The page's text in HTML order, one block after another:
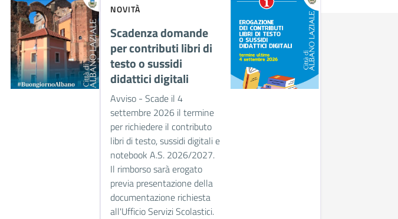
NOVITÀ
Scadenza domande
per contributi libri di
testo o sussidi
didattici digitali
Avviso - Scade il 4
settembre 2026 il termine
per richiedere il contributo
libri di testo, sussidi digitali e
notebook A.S. 2026/2027.
Il rimborso sarà erogato
previa presentazione della
documentazione richiesta
all'Ufficio Servizi Scolastici.